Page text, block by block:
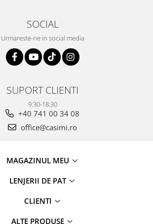
SOCIAL
Urmareste-ne in social media
SUPORT CLIENTI
9:30-18:30
+40 741 00 34 08
office@casimi.ro
MAGAZINUL MEU
LENJERII DE PAT
CLIENTI
ALTE PRODUSE